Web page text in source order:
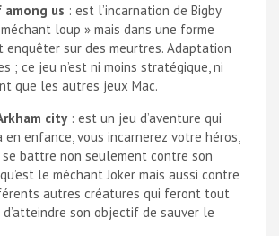
us : est l’incarnation de Bigby
loup » mais dans une forme
enquêter sur des meurtres. Adaptation
; ce jeu n’est ni moins stratégique, ni
que les autres jeux Mac.
city : est un jeu d’aventure qui
enfance, vous incarnerez votre héros,
battre non seulement contre son
le méchant Joker mais aussi contre
autres créatures qui feront tout
d’atteindre son objectif de sauver le